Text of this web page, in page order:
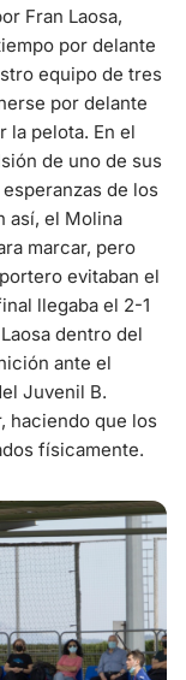
Fran Laosa,
por delante
equipo de tres
por delante
la pelota. En el
de uno de sus
de los
así, el Molina
marcar, pero
evitaban el
llegaba el 2-1
dentro del
ante el
Juvenil B.
haciendo que los
físicamente.